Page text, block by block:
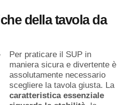
della tavola da
Per praticare il SUP in
maniera sicura e divertente è
assolutamente necessario
scegliere la tavola giusta. La
caratteristica essenziale